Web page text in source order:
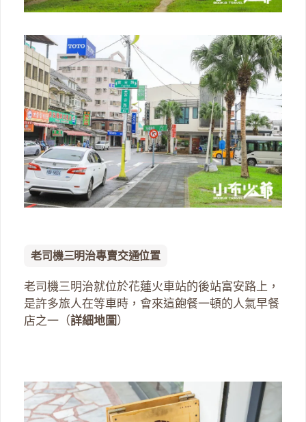
老司機三明治專賣交通位置
老司機三明治就位於花蓮火車站的後站富安路上，
是許多旅人在等車時，會來這飽餐一頓的人氣早餐
店之一（詳細地圖）